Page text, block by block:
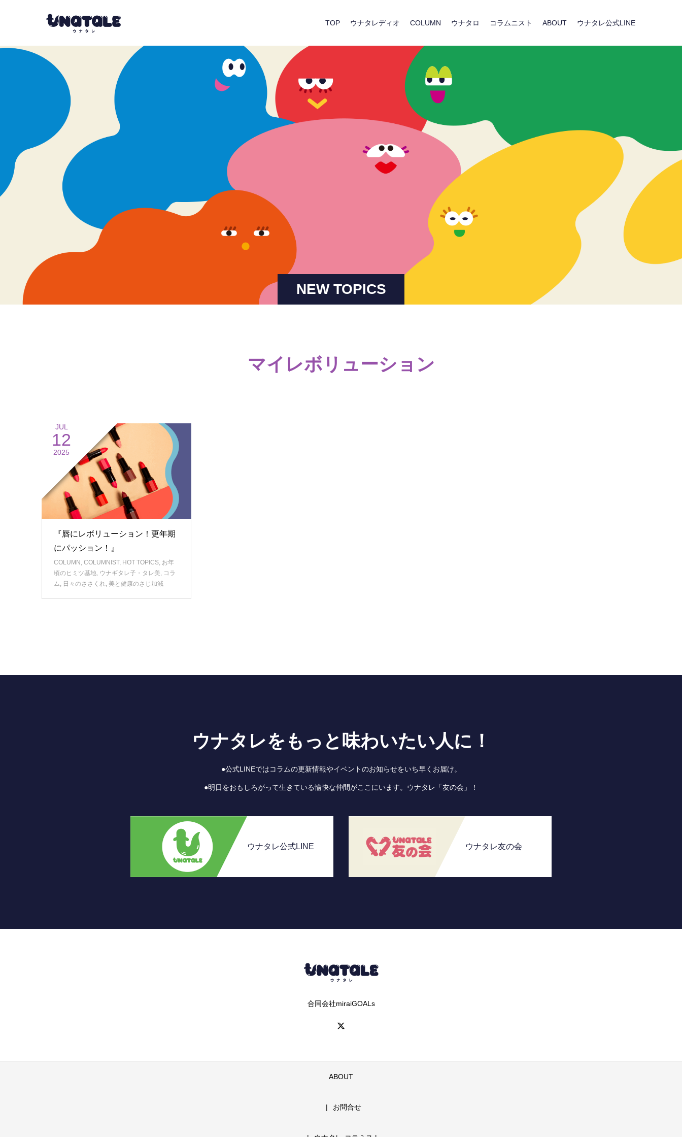
TOP ウナタレディオ COLUMN ウナタロ コラムニスト ABOUT ウナタレ公式LINE
NEW TOPICS
マイレボリューション
JUL
12
2025
『唇にレボリューション！更年期
にパッション！』
COLUMN , COLUMNIST, HOT TOPICS, お年
頃のヒミツ基地, ウナギタレ子・タレ美, コラ
ム, 日々のささくれ, 美と健康のさじ加減
ウナタレをもっと味わいたい人に！
●公式LINEではコラムの更新情報やイベントのお知らせをいち早くお届け。
●明日をおもしろがって生きている愉快な仲間がここにいます。ウナタレ「友の会」！
ウナタレ公式LINE ウナタレ友の会
合同会社miraiGOALs
ABOUT
お問合せ